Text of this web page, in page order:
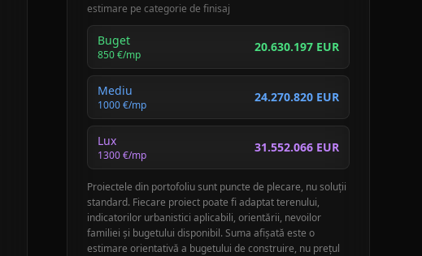
estimare pe categorie de finisaj
Buget
850€/mp
20.630.197 EUR
Mediu
1000€/mp
24.270.820 EUR
Lux
1300€/mp
31.552.066 EUR
Proiectele din portofoliu sunt puncte de plecare, nu soluții
standard. Fiecare proiect poate fi adaptat terenului,
indicatorilor urbanistici aplicabili, orientării, nevoilor
familiei și bugetului disponibil. Suma afișată este o
estimare orientativă a bugetului de construire, nu prețul